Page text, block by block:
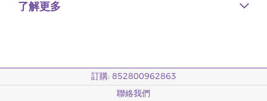
了解更多
訂購: 852800962863
聯絡我們